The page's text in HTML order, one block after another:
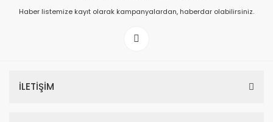
Haber listemize kayıt olarak kampanyalardan, haberdar olabilirsiniz.
İLETİŞİM